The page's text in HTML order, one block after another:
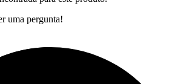
uma pergunta!